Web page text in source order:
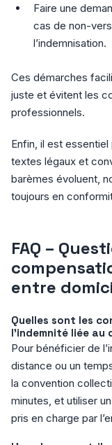
Faire une
cas de non-
l’indemnisation.
Ces démarches
juste et évitent les
professionnels.
Enfin, il est
textes légaux et
barèmes évoluent,
toujours en
FAQ –
entre
Quelles sont les
l’indemnité liée au
Pour bénéficier de
distance ou un
la convention
minutes, et utiliser
pris en charge par